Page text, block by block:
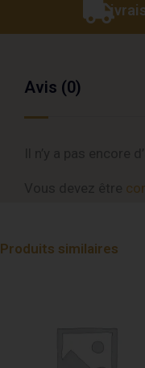
Avis (0)
Produits similaires